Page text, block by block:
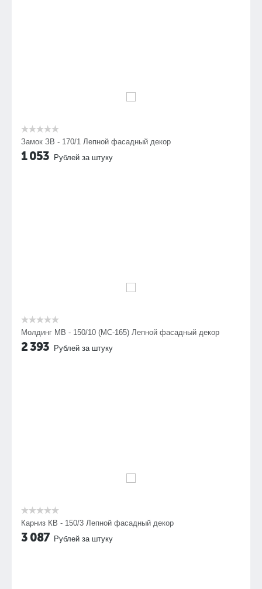
Замок ЗВ - 170/1 Лепной фасадный декор
1 053 Рублей за штуку
Молдинг МВ - 150/10 (МС-165) Лепной фасадный декор
2 393 Рублей за штуку
Карниз КВ - 150/3 Лепной фасадный декор
3 087 Рублей за штуку